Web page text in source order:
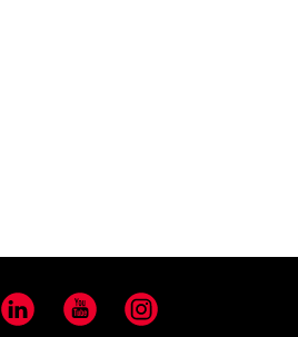
LinkedIn YouTube Instagram